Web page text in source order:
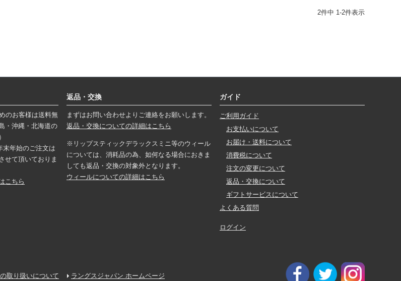
2件中 1-2件表示
のお客様は送料無
・沖縄・北海道の
年始のご注文は
せて頂いておりま
こちら
返品・交換
まずはお問い合わせよりご連絡をお願いします。
返品・交換についての詳細はこちら
※リップスティックデラックスミニ等のウィール
については、消耗品の為、如何なる場合におきま
しても返品・交換の対象外となります。
ウィールについての詳細はこちら
ガイド
ご利用ガイド
お支払いについて
お届け・送料について
消費税について
注文の変更について
返品・交換について
ギフトサービスについて
よくある質問
ログイン
取り扱いについて ラングスジャパン ホームページ